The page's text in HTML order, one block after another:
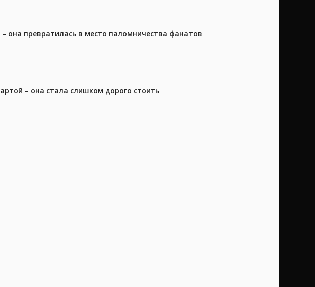
она превратилась в место паломничества фанатов
– она стала слишком дорого стоить